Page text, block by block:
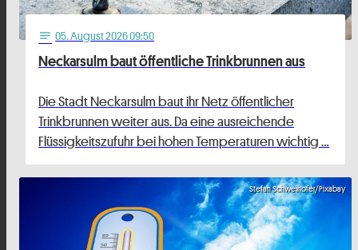
notes 05. August 2026 09:50
Neckarsulm baut öffentliche Trinkbrunnen aus
Die Stadt Neckarsulm baut ihr Netz öffentlicher
Trinkbrunnen weiter aus. Da eine ausreichende
Flüssigkeitszufuhr bei hohen Temperaturen wichtig …
Stefan Schweihofer/Pixabay